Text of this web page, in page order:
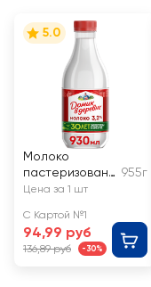
5.0
Молоко
пастеризованн
ое ДОМИК В
без змж
955г
Цена за 1 шт
С Картой №1
94,99 руб
136,89 руб -30%